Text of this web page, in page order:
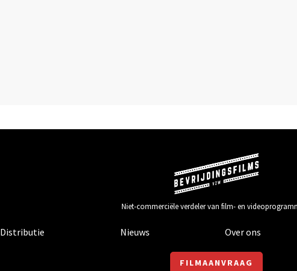
Niet-commerciële verdeler van film- en
Distributie Nieuws Over ons
FILMAANVRAAG